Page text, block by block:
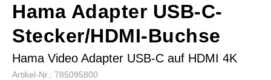
Hama Adapter USB-C-
Stecker/HDMI-Buchse
Hama Video Adapter USB-C auf HDMI 4K
Artikel-Nr.: 785095800